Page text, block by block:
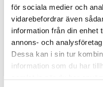
för sociala medier och
vidarebefordrar även
information från din enhet
annons- och
Dessa kan i sin tur
information som du har